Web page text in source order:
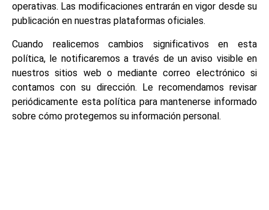
operativas. Las modificaciones entrarán en vigor desde su
publicación en nuestras plataformas oficiales.
Cuando realicemos cambios significativos en esta
política, le notificaremos a través de un aviso visible en
nuestros sitios web o mediante correo electrónico si
contamos con su dirección. Le recomendamos revisar
periódicamente esta política para mantenerse informado
sobre cómo protegemos su información personal.